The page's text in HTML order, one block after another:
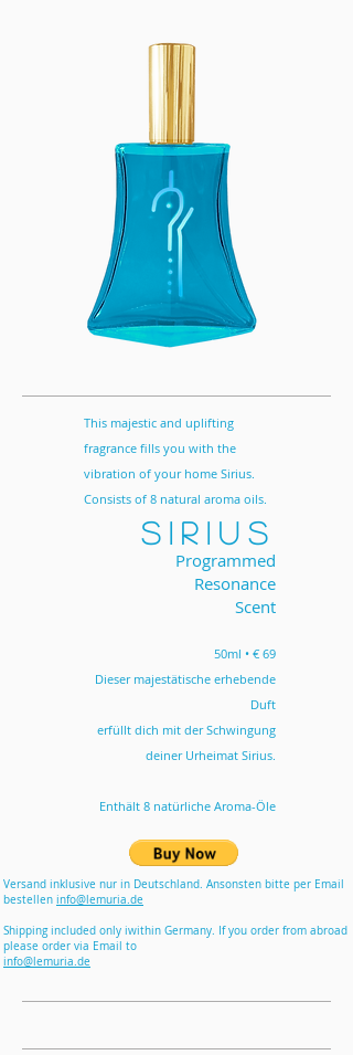
This majestic and uplifting
fragrance fills you with the
vibration of your home Sirius.
Consists of 8 natural aroma oils.
Sirius
Programmed
Resonance
Scent
50ml • € 69
Dieser majestätische erhebende
Duft
erfüllt dich mit der Schwingung
deiner Urheimat Sirius.
Enthält 8 natürliche Aroma-Öle
Versand inklusive nur in Deutschland. Ansonsten bitte per Email
bestellen info@lemuria.de
Shipping included only iwithin Germany. If you order from abroad
please order via Email to
info@lemuria.de